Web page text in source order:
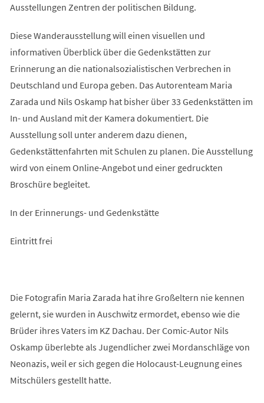
Ausstellungen Zentren der politischen Bildung.
Diese Wanderausstellung will einen visuellen und
informativen Überblick über die Gedenkstätten zur
Erinnerung an die nationalsozialistischen Verbrechen in
Deutschland und Europa geben. Das Autorenteam Maria
Zarada und Nils Oskamp hat bisher über 33 Gedenkstätten im
In- und Ausland mit der Kamera dokumentiert. Die
Ausstellung soll unter anderem dazu dienen,
Gedenkstättenfahrten mit Schulen zu planen. Die Ausstellung
wird von einem Online-Angebot und einer gedruckten
Broschüre begleitet.
In der Erinnerungs- und Gedenkstätte
Eintritt frei
Die Fotografin Maria Zarada hat ihre Großeltern nie kennen
gelernt, sie wurden in Auschwitz ermordet, ebenso wie die
Brüder ihres Vaters im KZ Dachau. Der Comic-Autor Nils
Oskamp überlebte als Jugendlicher zwei Mordanschläge von
Neonazis, weil er sich gegen die Holocaust-Leugnung eines
Mitschülers gestellt hatte.